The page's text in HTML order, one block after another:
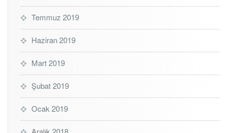
Temmuz 2019
Haziran 2019
Mart 2019
Şubat 2019
Ocak 2019